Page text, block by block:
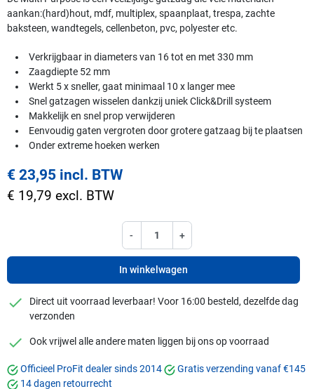
aankan:(hard)hout, mdf, multiplex, spaanplaat, trespa, zachte
baksteen, wandtegels, cellenbeton, pvc, polyester etc.
Verkrijgbaar in diameters van 16 tot en met 330 mm
Zaagdiepte 52 mm
Werkt 5 x sneller, gaat minimaal 10 x langer mee
Snel gatzagen wisselen dankzij uniek Click&Drill systeem
Makkelijk en snel prop verwijderen
Eenvoudig gaten vergroten door grotere gatzaag bij te plaatsen
Onder extreme hoeken werken
€ 23,95 incl. BTW
€ 19,79 excl. BTW
- +
In winkelwagen
checkmark
Direct uit voorraad leverbaar! Voor 16:00 besteld, dezelfde dag
verzonden
checkmark
Ook vrijwel alle andere maten liggen bij ons op voorraad
Officieel ProFit dealer sinds 2014
Gratis verzending vanaf €145
14 dagen retourrecht